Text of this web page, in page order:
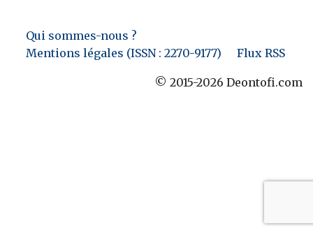
Qui sommes-nous ?
Mentions légales (ISSN : 2270-9177)
Flux RSS
© 2015-2026 Deontofi.com